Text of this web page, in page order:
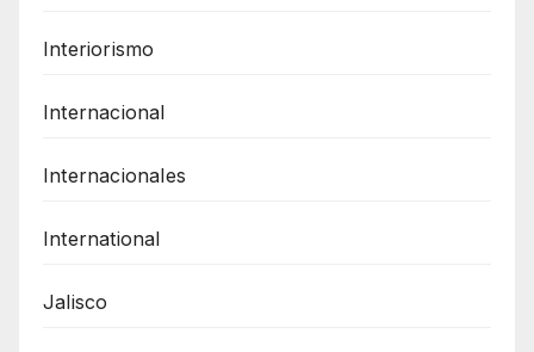
Interiorismo
Internacional
Internacionales
International
Jalisco